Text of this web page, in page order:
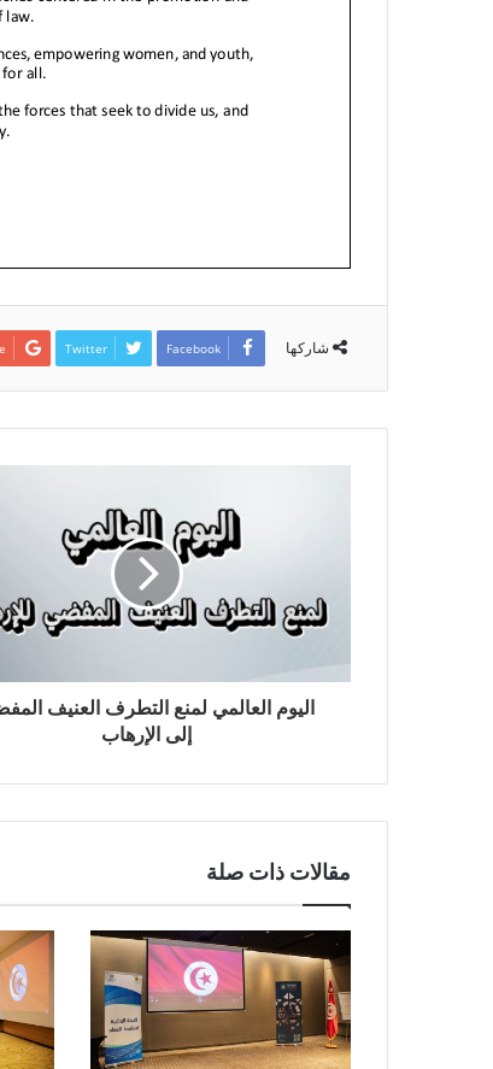
شاركها Facebook
Twitter
اليوم العالمي لمنع التطرف العنيف
إلى الإرهاب
مقالات ذات صلة